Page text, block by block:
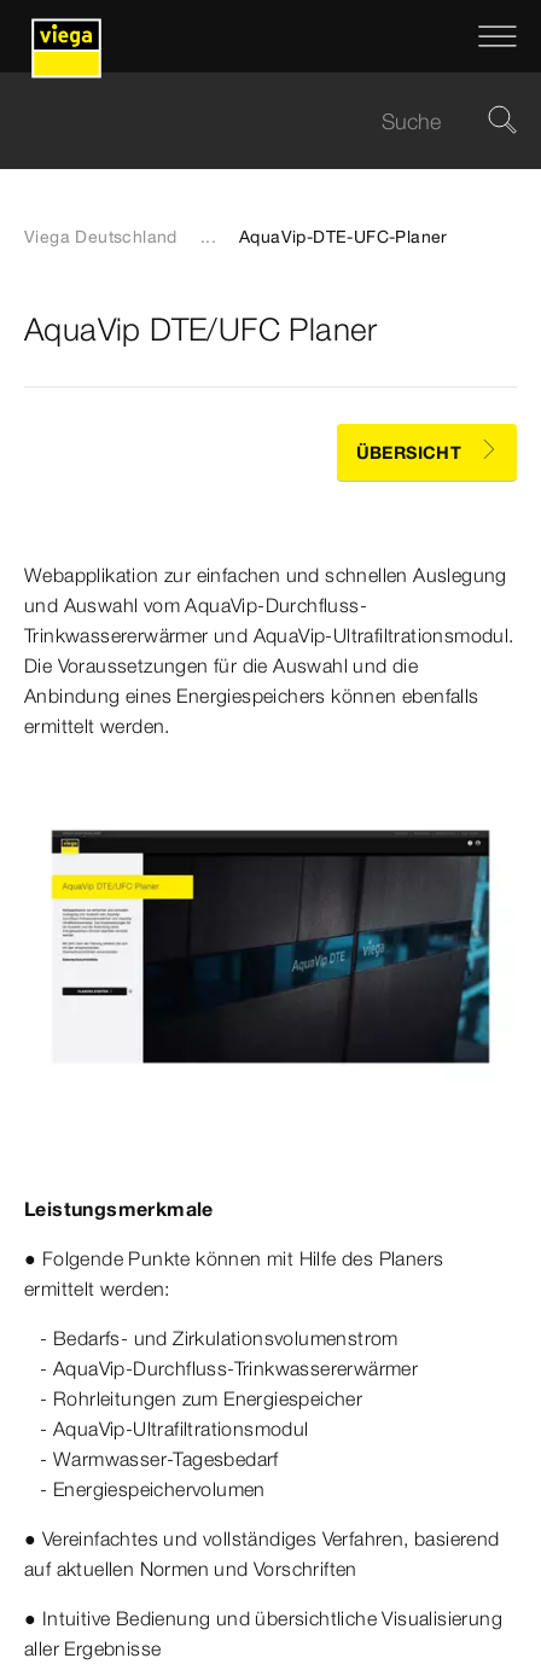
Viega Deutschland ... AquaVip-DTE-UFC-Planer
AquaVip DTE/UFC Planer
ÜBERSICHT
Webapplikation zur einfachen und schnellen Auslegung
und Auswahl vom AquaVip-Durchfluss-
Trinkwassererwärmer und AquaVip-Ultrafiltrationsmodul.
Die Voraussetzungen für die Auswahl und die
Anbindung eines Energiespeichers können ebenfalls
ermittelt werden.
Leistungsmerkmale
● Folgende Punkte können mit Hilfe des Planers
ermittelt werden:
- Bedarfs- und Zirkulationsvolumenstrom
- AquaVip-Durchfluss-Trinkwassererwärmer
- Rohrleitungen zum Energiespeicher
- AquaVip-Ultrafiltrationsmodul
- Warmwasser-Tagesbedarf
- Energiespeichervolumen
● Vereinfachtes und vollständiges Verfahren, basierend
auf aktuellen Normen und Vorschriften
● Intuitive Bedienung und übersichtliche Visualisierung
aller Ergebnisse